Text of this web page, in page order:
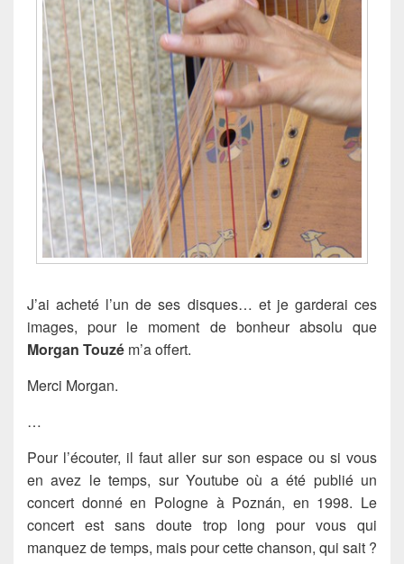
J’ai acheté l’un de ses disques… et je garderai ces
images, pour le moment de bonheur absolu que
Morgan Touzé m’a offert.
Merci Morgan.
…
Pour l’écouter, il faut aller sur son espace ou si vous
en avez le temps, sur Youtube où a été publié un
concert donné en Pologne à Poznán, en 1998. Le
concert est sans doute trop long pour vous qui
manquez de temps, mais pour cette chanson, qui sait ?